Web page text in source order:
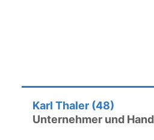
Karl Thaler (48)
Unternehmer und